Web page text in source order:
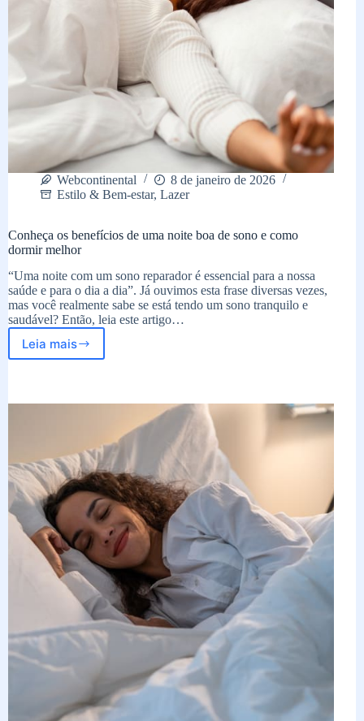
Webcontinental
8 de janeiro de 2026
Estilo & Bem-estar, Lazer
Conheça os benefícios de uma noite boa de sono e como
dormir melhor
“Uma noite com um sono reparador é essencial para a nossa
saúde e para o dia a dia”. Já ouvimos esta frase diversas vezes,
mas você realmente sabe se está tendo um sono tranquilo e
saudável? Então, leia este artigo…
Leia maisConheça
de
sono
e
como
dormir
melhor